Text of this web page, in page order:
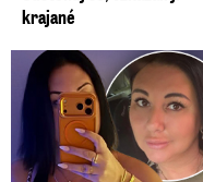
krajané
Kašpárková o milence